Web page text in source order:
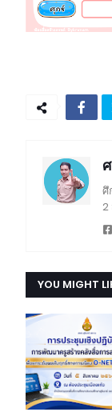
ศึ
2
YOU MIGHT